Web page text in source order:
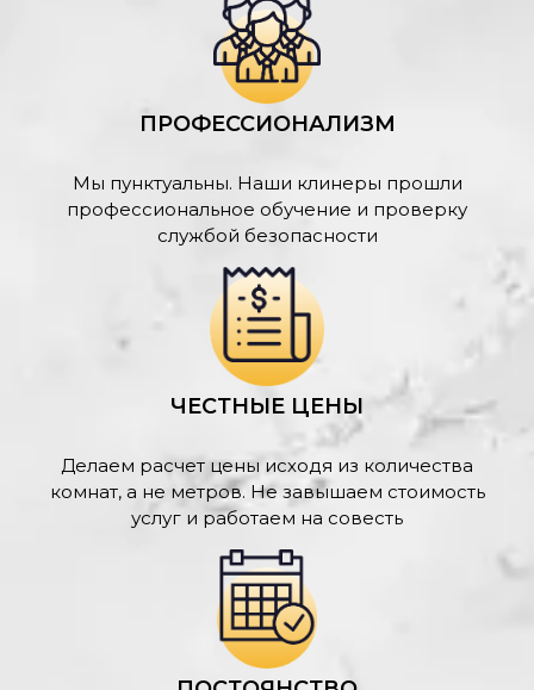
ПРОФЕССИОНАЛИЗМ
Мы пунктуальны. Наши клинеры прошли
профессиональное обучение и проверку
службой безопасности
ЧЕСТНЫЕ ЦЕНЫ
Делаем расчет цены исходя из количества
комнат, а не метров. Не завышаем стоимость
услуг и работаем на совесть